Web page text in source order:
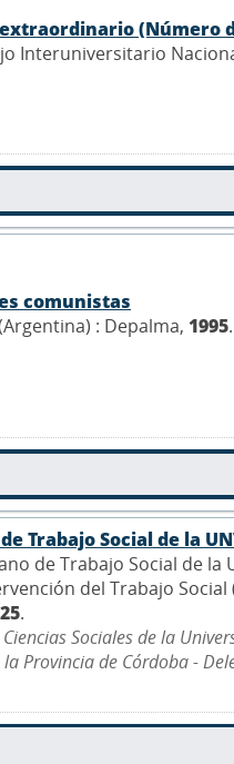
(Número
Interuniversitario
comunistas
: Depalma, 1995.
Trabajo Social de la
de Trabajo Social de
del Trabajo Social
.
Sociales de la
Provincia de Córdoba -